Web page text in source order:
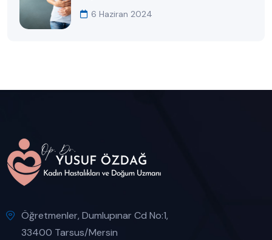
6 Haziran 2024
Öğretmenler, Dumlupınar Cd No:1,
33400 Tarsus/Mersin